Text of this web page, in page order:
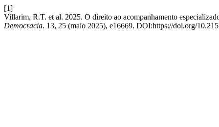
[1]
Villarim, R.T. et al. 2025. O direito ao acompanhamento
Democracia. 13, 25 (maio 2025), e16669. DOI:https://doi.org/